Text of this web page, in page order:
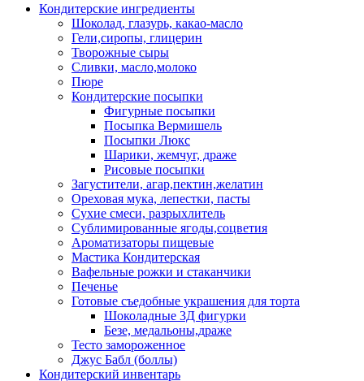
Кондитерские ингредиенты
Шоколад, глазурь, какао-масло
Гели,сиропы, глицерин
Творожные сыры
Сливки, масло,молоко
Пюре
Кондитерские посыпки
Фигурные посыпки
Посыпка Вермишель
Посыпки Люкс
Шарики, жемчуг, драже
Рисовые посыпки
Загустители, агар,пектин,желатин
Ореховая мука, лепестки, пасты
Сухие смеси, разрыхлитель
Сублимированные ягоды,соцветия
Ароматизаторы пищевые
Мастика Кондитерская
Вафельные рожки и стаканчики
Печенье
Готовые съедобные украшения для торта
Шоколадные 3Д фигурки
Безе, медальоны,драже
Тесто замороженное
Джус Бабл (боллы)
Кондитерский инвентарь